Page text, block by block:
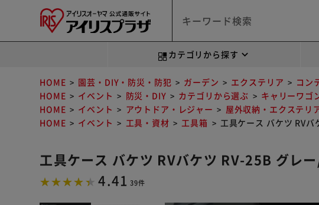
カテゴリから探す
HOME 園芸・DIY・防災・防犯 ガーデン エクステリア コン
HOME
イベント 防災・DIY カテゴリから選ぶ キャリーワゴ
HOME
イベント アウトドア・レジャー 屋外収納・エクステリ
HOME
イベント 工具・資材 工具箱 工具ケース バケツ RV
工具ケース バケツ RVバケツ RV-25B グレ
4.41 39件